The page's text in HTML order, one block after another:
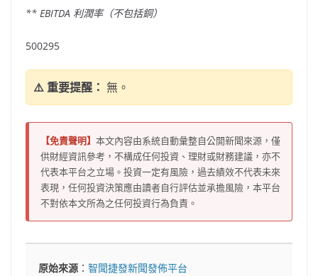
** EBITDA 利潤率（不包括銅）
500295
⚠️ 重要提醒： 無。
【免責聲明】 本文內容由系統自動彙整自公開新聞來源，僅
供財經資訊參考，不構成任何投資、理財或財務建議，亦不
代表本平台之立場。投資一定有風險，過去績效不代表未來
表現，任何投資決策應由讀者自行評估並承擔風險，本平台
不對依本文所為之任何投資行為負責。
原始來源 ：智聞捷發新聞發佈平台